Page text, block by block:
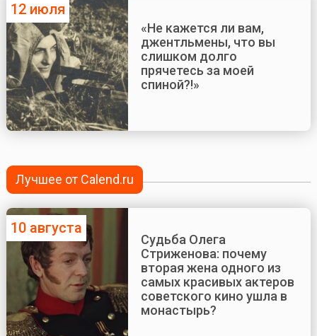
12 июля
«Не кажется ли вам,
джентльмены, что вы
слишком долго
прячетесь за моей
спиной?!»
Лучшее от Calend.ru
10 августа
Судьба Олега
Стриженова: почему
вторая жена одного из
самых красивых актеров
советского кино ушла в
монастырь?